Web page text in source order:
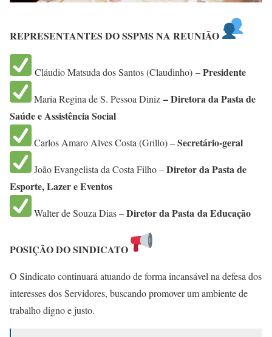
REPRESENTANTES DO SSPMS NA REUNIÃO
Cláudio Matsuda dos Santos (Claudinho) – Presidente
Maria Regina de S. Pessoa Diniz – Diretora da Pasta de
Saúde e Assistência Social
Carlos Amaro Alves Costa (Grillo) –Secretário-geral
João Evangelista da Costa Filho –Diretor da Pasta de
Esporte, Lazer e Eventos
Walter de Souza Dias –Diretor da Pasta da Educação
POSIÇÃO DO SINDICATO
O Sindicato continuará atuando de forma incansável na defesa dos
interesses dos Servidores, buscando promover um ambiente de
trabalho digno e justo.